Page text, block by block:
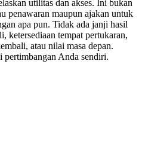
utilitas dan akses. Ini bukan
penawaran maupun ajakan untuk
apa pun. Tidak ada janji hasil
ketersediaan tempat pertukaran,
atau nilai masa depan.
pertimbangan Anda sendiri.